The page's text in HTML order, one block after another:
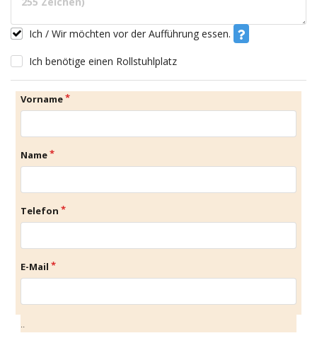
Ich / Wir möchten vor der Aufführung essen.
Ich benötige einen Rollstuhlplatz
Vorname
Name
Telefon
E-Mail
..